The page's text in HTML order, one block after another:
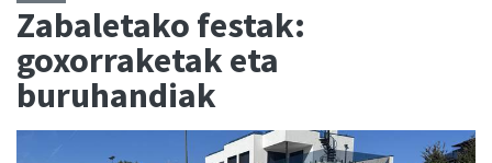
Zabaletako festak:
goxorraketak eta
buruhandiak